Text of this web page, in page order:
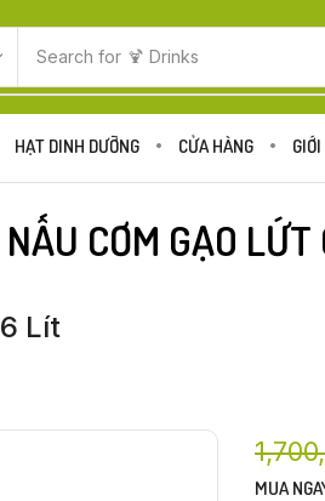
Search for 🍋 Fruits
HẠT DINH DƯỠNG CỬA HÀNG
CƠM GẠO
Lít
MUA